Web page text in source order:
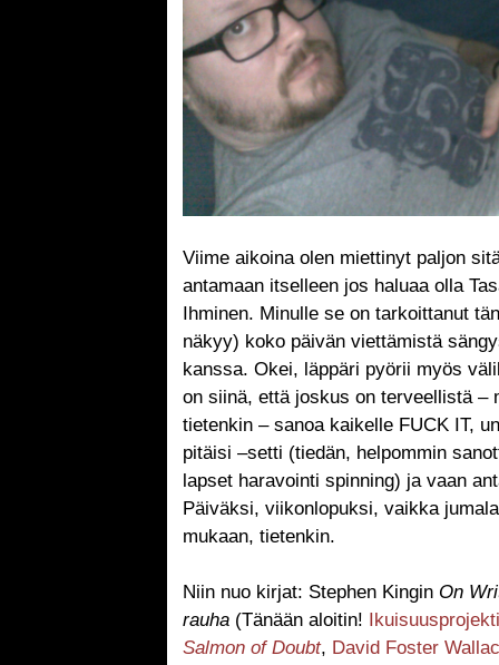
Viime aikoina olen miettinyt paljon
antamaan itselleen jos haluaa olla
Ihminen. Minulle se on tarkoittanut
näkyy) koko päivän viettämistä
kanssa. Okei, läppäri pyörii myös
on siinä, että joskus on terveellistä –
tietenkin – sanoa kaikelle FUCK IT,
pitäisi –setti (tiedän, helpommin
lapset haravointi spinning) ja vaan
Päiväksi, viikonlopuksi, vaikka
mukaan, tietenkin.
Niin nuo kirjat: Stephen Kingin On
rauha (Tänään aloitin! Ikuisuusprojekti
Salmon of Doubt, David Foster